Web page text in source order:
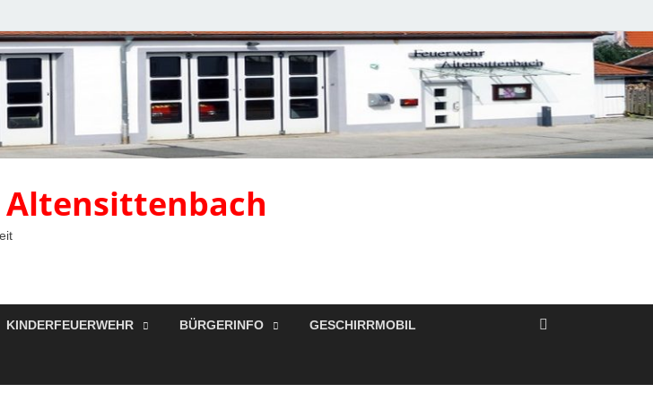
KINDERFEUERWEHR BÜRGERINFO GESCHIRRMOBIL